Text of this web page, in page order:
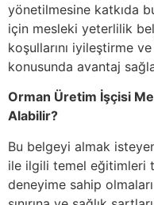
yönetilmesine katkıda
için mesleki yeterlilik
koşullarını iyileştirme
konusunda avantaj
Orman Üretim İşçisi
Alabilir?
Bu belgeyi almak
ile ilgili temel eğitimleri
deneyime sahip